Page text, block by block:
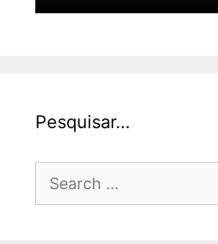
Pesquisar…
Search